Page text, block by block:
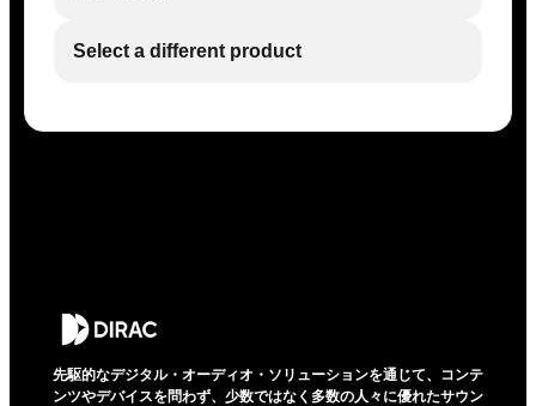
Select a different product
先駆的なデジタル・オーディオ・ソリューションを通じて、コンテ
ンツやデバイスを問わず、少数ではなく多数の人々に優れたサウン